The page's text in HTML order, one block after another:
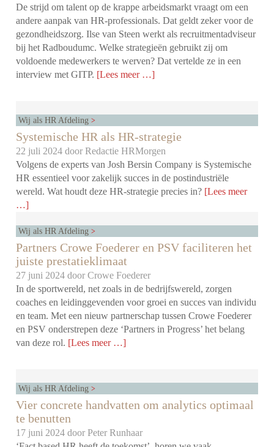
De strijd om talent op de krappe arbeidsmarkt vraagt om een
andere aanpak van HR-professionals. Dat geldt zeker voor de
gezondheidszorg. Ilse van Steen werkt als recruitmentadviseur
bij het Radboudumc. Welke strategieën gebruikt zij om
voldoende medewerkers te werven? Dat vertelde ze in een
interview met GITP. [Lees meer …]
Wij als HR Afdeling
Systemische HR als HR-strategie
22 juli 2024 doorRedactie HRMorgen
Volgens de experts van Josh Bersin Company is Systemische
HR essentieel voor zakelijk succes in de postindustriële
wereld. Wat houdt deze HR-strategie precies in? [Lees meer
…]
Wij als HR Afdeling
Partners Crowe Foederer en PSV faciliteren het
juiste prestatieklimaat
27 juni 2024 doorCrowe Foederer
In de sportwereld, net zoals in de bedrijfswereld, zorgen
coaches en leidinggevenden voor groei en succes van individu
en team. Met een nieuw partnerschap tussen Crowe Foederer
en PSV onderstrepen deze ‘Partners in Progress’ het belang
van deze rol. [Lees meer …]
Wij als HR Afdeling
Vier concrete handvatten om analytics optimaal
te benutten
17 juni 2024 doorPeter Runhaar